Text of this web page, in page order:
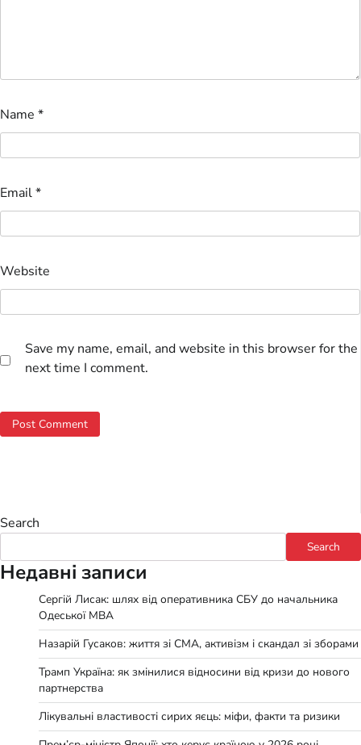
Name *
Email*
Website
Save my name, email, and website in this browser for the
next time I comment.
Search
Search
Недавні записи
Сергій Лисак: шлях від оперативника СБУ до начальника
Одеської МВА
Назарій Гусаков: життя зі СМА, активізм і скандал зі зборами
Трамп Україна: як змінилися відносини від кризи до нового
партнерства
Лікувальні властивості сирих яєць: міфи, факти та ризики